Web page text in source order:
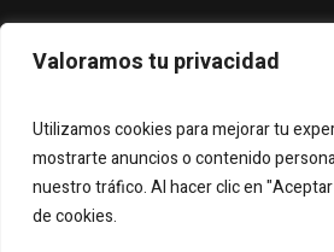
Valoramos tu privacidad
Utilizamos cookies para mejorar tu
mostrarte anuncios o contenido
nuestro tráfico. Al hacer clic en
de cookies.